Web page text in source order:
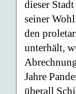
dieser
seiner
den
unterhält,
Jahre
überall